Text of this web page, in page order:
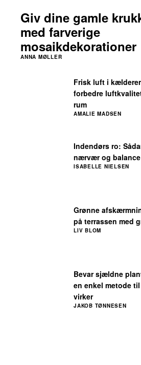
Bevar sjældne
en enkel metode
virker
JAKOB TØNNESEN
Grønne
på terrassen med
LIV BLOM
Indendørs ro:
nærvær og
ISABELLE NIELSEN
Frisk luft i
forbedre
rum
AMALIE MADSEN
Giv dine gamle
med farverige
mosaikdekorationer
ANNA MØLLER